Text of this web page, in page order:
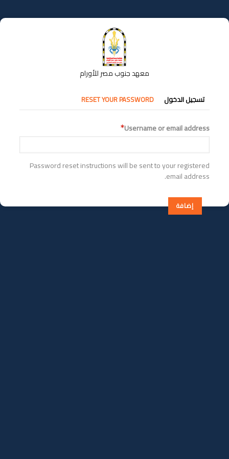
إلى
المحتوى
معهد جنوب مصر للأورام
التبويبات
الأساسية
تسجيل الدخول RESET YOUR PASSWORD
Username or email address
Password reset instructions will be sent to your registered
email address.